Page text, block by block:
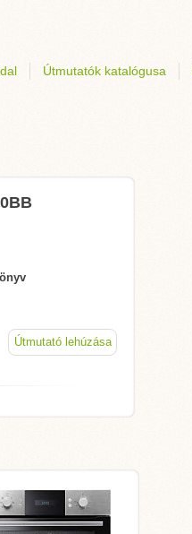
Útmutatók katalógusa
Útmutató lehúzása